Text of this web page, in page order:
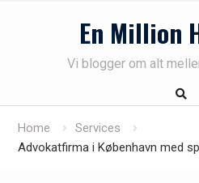
En Million
Vi blogger om alt
Home
Services
Advokatfirma i København med